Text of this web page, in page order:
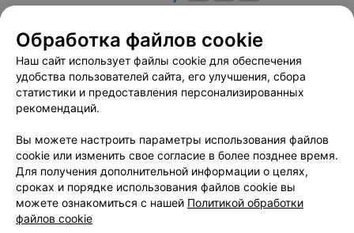
Вакансии
Публичный договор
Способы оплаты
Публичный договор по использованию сервиса
«Афиша»
Пользовательское соглашение
Связаться по вопросам сотрудничества
Написать руководителю relax.by
Персональные настройки cookie
Обработка персональных данных
Обработка файлов cookie
Наш сайт использует файлы cookie для обеспечения
удобства пользователей сайта, его улучшения, сбора
статистики и предоставления персонализированных
рекомендаций.
Вы можете настроить параметры использования файлов
cookie или изменить свое согласие в более позднее время.
Для получения дополнительной информации о целях,
сроках и порядке использования файлов cookie вы
можете ознакомиться с нашей Политикой обработки
файлов cookie